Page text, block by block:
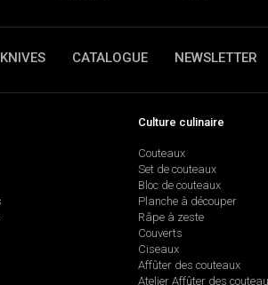
CATALOGUE NEWSLETTER
Culture culinaire
Couteaux
Set de couteaux
Bloc de couteaux
Planche à découper
Râpe à zeste
Couverts
Ciseaux
Affûter des couteaux
Atelier Affûter des